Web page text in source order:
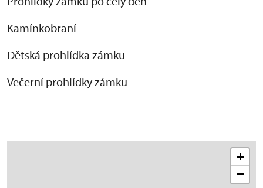
Kamínkobraní
Dětská prohlídka zámku
Večerní prohlídky zámku
+
−